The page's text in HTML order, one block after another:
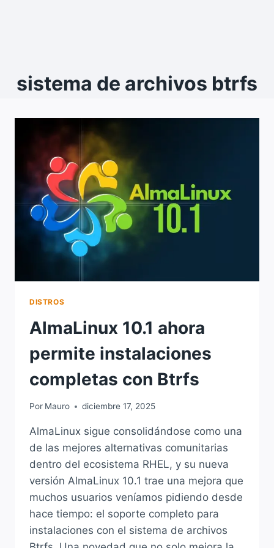
sistema de archivos btrfs
DISTROS
AlmaLinux 10.1 ahora
permite instalaciones
completas con Btrfs
Por Mauro diciembre 17, 2025
AlmaLinux sigue consolidándose como una
de las mejores alternativas comunitarias
dentro del ecosistema RHEL, y su nueva
versión AlmaLinux 10.1 trae una mejora que
muchos usuarios veníamos pidiendo desde
hace tiempo: el soporte completo para
instalaciones con el sistema de archivos